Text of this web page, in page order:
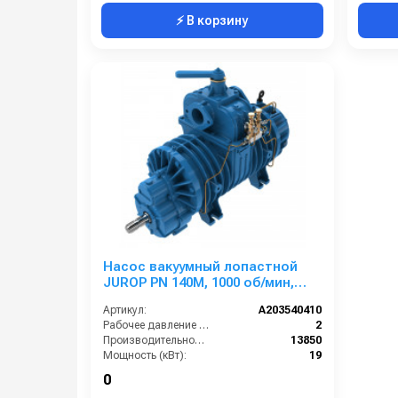
⚡ В корзину
Насос вакуумный лопастной
JUROP PN 140M, 1000 об/мин,
гидравл.управление
Артикул:
A203540410
Рабочее давление (бар):
2
Производительность (л/мин):
13850
Мощность (кВт):
19
0